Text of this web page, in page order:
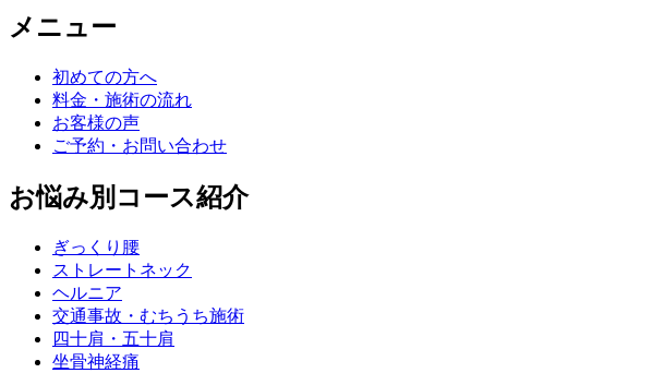
メニュー
初めての方へ
料金・施術の流れ
お客様の声
ご予約・お問い合わせ
お悩み別コース紹介
ぎっくり腰
ストレートネック
ヘルニア
交通事故・むちうち施術
四十肩・五十肩
坐骨神経痛